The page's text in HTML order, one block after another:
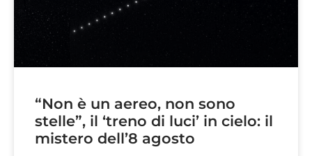
“Non è un aereo, non sono
stelle”, il ‘treno di luci’ in cielo: il
mistero dell’8 agosto